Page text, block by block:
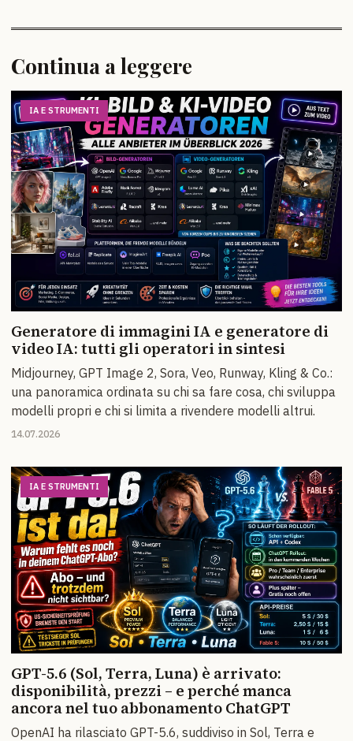
Continua a leggere
IA E STRUMENTI
Generatore di immagini IA e generatore di
video IA: tutti gli operatori in sintesi
Midjourney, GPT Image 2, Sora, Veo, Runway, Kling & Co.:
una panoramica ordinata su chi sa fare cosa, chi sviluppa
modelli propri e chi si limita a rivendere modelli altrui.
14.07.2026
IA E STRUMENTI
GPT-5.6 (Sol, Terra, Luna) è arrivato:
disponibilità, prezzi – e perché manca
ancora nel tuo abbonamento ChatGPT
OpenAI ha rilasciato GPT-5.6, suddiviso in Sol, Terra e